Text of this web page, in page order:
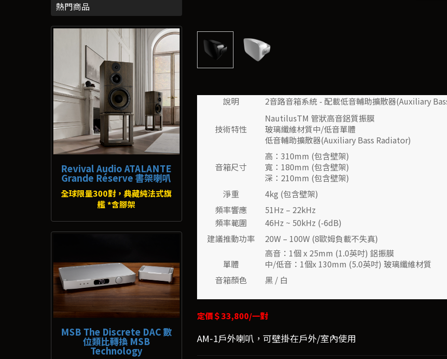
熱門商品
Revival Audio ATALANTE
Grande Réserve 書架喇叭
全球限量300對，典藏純法式旗
艦 *含腳架
MSB The Discrete DAC 數
位類比轉換 MSB
Technology
說明 2音路音箱系統 - 配載低音輔助擴散器(Auxiliary
技術特性
NautilusTM 管狀高音鋁質振膜
玻璃纖維材質中/低音單體
低音輔助擴散器(Auxiliary Bass Radiator)
音箱尺寸
高：310mm (包含壁架)
寬：180mm (包含壁架)
深：210mm (包含壁架)
淨重
4kg (包含壁架)
頻率響應
51Hz – 22kHz
頻率範圍
46Hz ~ 50kHz (-6dB)
建議推動功率
20W – 100W (8歐姆負載不失真)
單體
高音：1個 x 25mm (1.0英吋) 鋁振膜
中/低音：1個x 130mm (5.0英吋) 玻璃纖維材質
音箱顏色
黑 / 白
定價＄33,800/一對
AM-1戶外喇叭，可壁掛在戶外/室內使用